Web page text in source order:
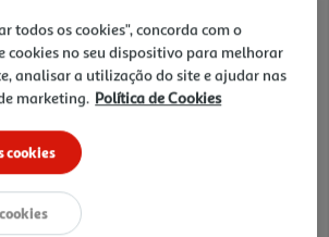
alimentos, 100% orgânicos,
sólidos. Promove o
e ajuda no processo
mastigação.
ver
mais
todos os cookies", concorda com o
cookies no seu dispositivo para melhorar
analisar a utilização do site e ajudar nas
marketing. Política de Cookies
cookies